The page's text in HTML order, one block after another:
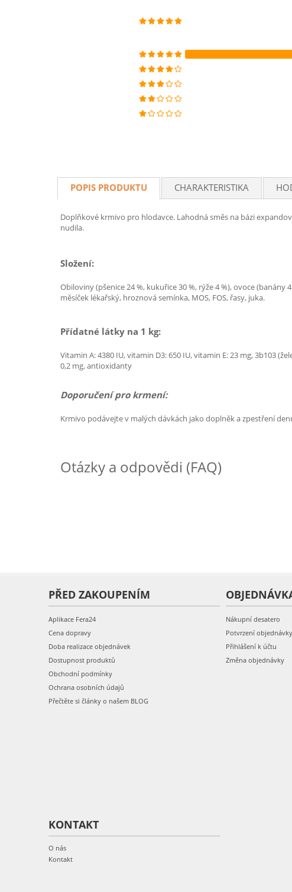
POPIS PRODUKTU CHARAKTERISTIKA
Doplňkové krmivo pro hlodavce. Lahodná směs na bázi
nudila.
Složení:
Obiloviny (pšenice 24 %, kukuřice 30 %, rýže 4 %), ovoce
měsíček lékařský, hroznová semínka, MOS, FOS, řasy, juka.
Přídatné látky na 1 kg:
Vitamin A: 4380 IU, vitamin D3: 650 IU, vitamin E: 23 mg, 3b103
0,2 mg, antioxidanty
Doporučení pro krmení:
Krmivo podávejte v malých dávkách jako doplněk a zpestření
Otázky a odpovědi (FAQ)
PŘED ZAKOUPENÍM
Aplikace Fera24
Cena dopravy
Doba realizace objednávek
Dostupnost produktů
Obchodní podmínky
Ochrana osobních údajů
Přečtěte si články o našem BLOG
Nákupní desatero
Potvrzení objednávky
Přihlášení k účtu
Změna objednávky
KONTAKT
O nás
Kontakt